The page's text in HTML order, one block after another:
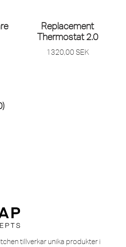
Replacement
Thermostat 2.0
1320,00 SEK
tillverkar unika produkter i